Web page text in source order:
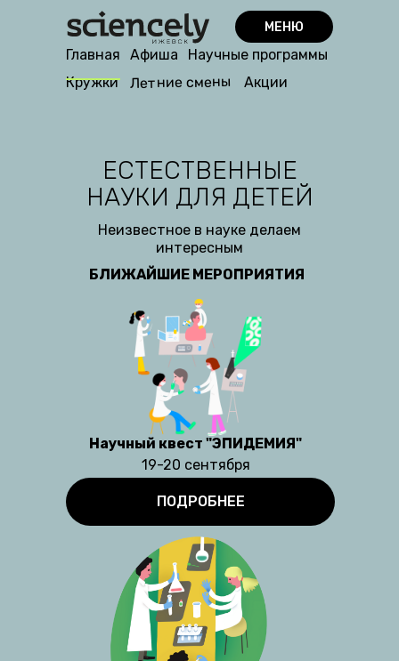
Акции
Летние смены
Научные программы
Кружки
Афиша
Главная
МЕНЮ
ЕСТЕСТВЕННЫЕ
НАУКИ ДЛЯ ДЕТЕЙ
БЛИЖАЙШИЕ МЕРОПРИЯТИЯ
Неизвестное в науке делаем
интересным
ПОДРОБНЕЕ
Научный квест "ЭПИДЕМИЯ"
19-20 сентября